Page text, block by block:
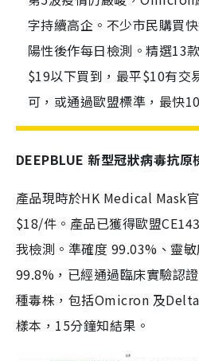
字持續高企。不少市民購買
陽性後作每日檢測。精選13
$19以下買到，最平$10有交
可，或通過歐盟標準，最快
DEEPBLUE 新型冠狀病毒抗原
產品現時於HK Medical Mask
$18/件。產品已獲得歐盟
我檢測。準確度 99.03%、靈
99.8%，已經通過臨床實驗認
種毒株，包括Omicron 及
樣本，15分鐘知結果。